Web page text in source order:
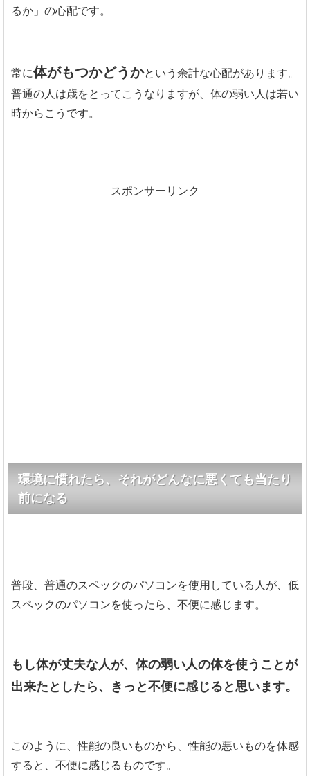
るか」の心配です。
常に体がもつかどうかという余計な心配があります。
普通の人は歳をとってこうなりますが、体の弱い人は若い
時からこうです。
スポンサーリンク
環境に慣れたら、それがどんなに悪くても当たり
前になる
普段、普通のスペックのパソコンを使用している人が、低
スペックのパソコンを使ったら、不便に感じます。
もし体が丈夫な人が、体の弱い人の体を使うことが
出来たとしたら、きっと不便に感じると思います。
このように、性能の良いものから、性能の悪いものを体感
すると、不便に感じるものです。